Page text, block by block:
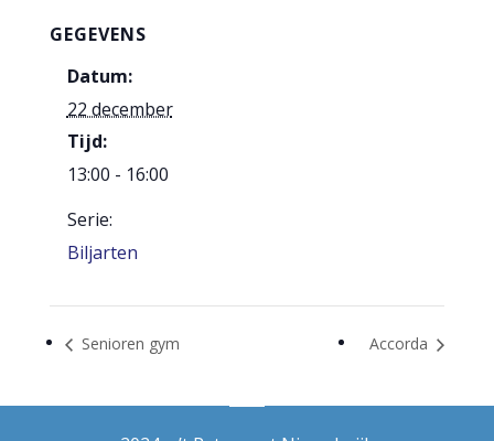
GEGEVENS
Datum:
22 december
Tijd:
13:00 - 16:00
Serie:
Biljarten
Senioren gym Accorda